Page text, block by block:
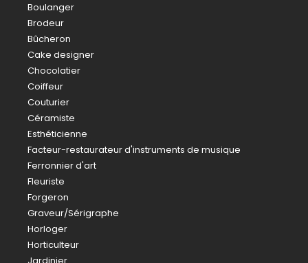
Boulanger
Brodeur
Bûcheron
Cake designer
Chocolatier
Coiffeur
Couturier
Céramiste
Esthéticienne
Facteur-restaurateur d'instruments de musique
Ferronnier d'art
Fleuriste
Forgeron
Graveur/Sérigraphe
Horloger
Horticulteur